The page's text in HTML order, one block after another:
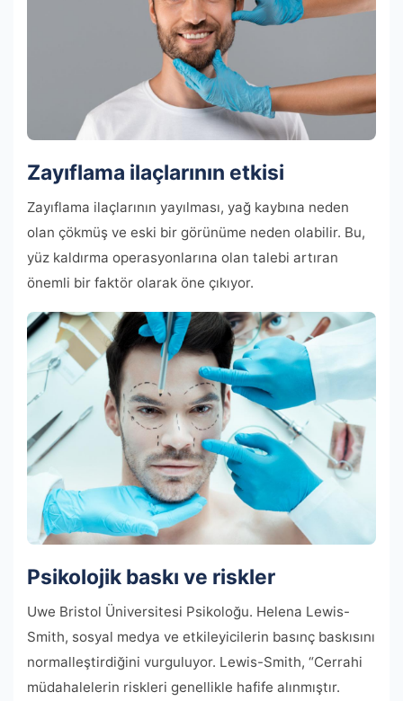
Zayıflama ilaçlarının etkisi
Zayıflama ilaçlarının yayılması, yağ kaybına neden
olan çökmüş ve eski bir görünüme neden olabilir. Bu,
yüz kaldırma operasyonlarına olan talebi artıran
önemli bir faktör olarak öne çıkıyor.
Psikolojik baskı ve riskler
Uwe Bristol Üniversitesi Psikoloğu. Helena Lewis-
Smith, sosyal medya ve etkileyicilerin basınç baskısını
normalleştirdiğini vurguluyor. Lewis-Smith, “Cerrahi
müdahalelerin riskleri genellikle hafife alınmıştır.